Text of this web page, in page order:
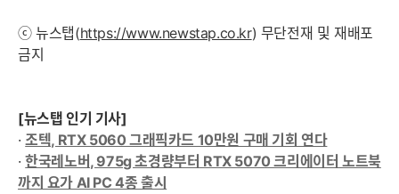
ⓒ 뉴스탭(https://www.newstap.co.kr) 무단전재 및 재배포
금지
[뉴스탭 인기 기사]
·조텍, RTX 5060 그래픽카드 10만원 구매 기회 연다
·한국레노버, 975g 초경량부터 RTX 5070 크리에이터 노트북
까지 요가 AI PC 4종 출시